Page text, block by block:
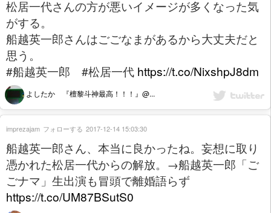
松居一代さんの方が悪いイメージが多くなった気
がする。
船越英一郎さんはごごなまがあるから大丈夫だと
思う。
#船越英一郎 #松居一代 https://t.co/NixshpJ8dm
よしたか 『檀黎斗神最高！！！』@...
船越英一郎さん、本当に良かったね。妄想に取り
憑かれた松居一代からの解放。→船越英一郎「ご
ごナマ」生出演も冒頭で離婚語らず
https://t.co/UM87BSutS0
imprezajam フォローする 2017-12-14 15:03:30